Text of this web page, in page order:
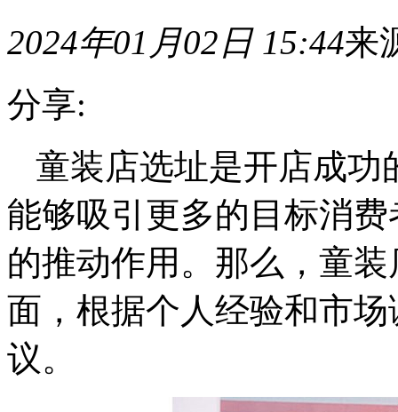
2024年01月02日 15:44来
分享:
童装店选址是开店成功
能够吸引更多的目标消
的推动作用。那么，童
面，根据个人经验和市
议。